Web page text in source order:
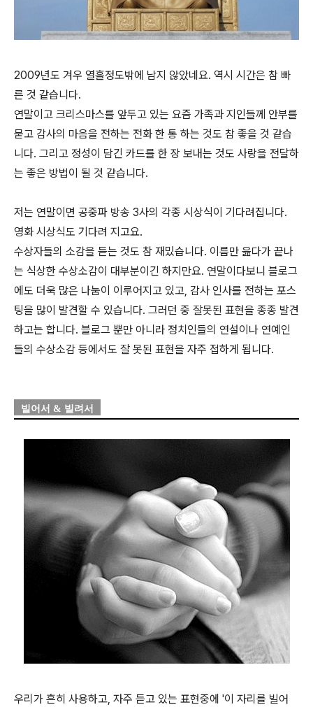
2009년도 겨우 열흘정도밖에 남지 않았네요. 역시 시간은 참 빠
른 것 같습니다.
연말이고 크리스마스를 앞두고 있는 요즘 가족과 지인들께 안부를
묻고 감사의 마음을 전하는 전화 한 통 하는 것도 참 좋을 것 같습
니다. 그리고 정성이 담긴 카드를 한 장 보내는 것도 사랑을 전달하
는 좋은 방법이 될 것 같습니다.
저는 연말이면 공중파 방송 3사의 각종 시상식이 기다려집니다.
영화 시상식도 기다려 지고요.
수상자들의 소감을 듣는 것도 참 재밌습니다. 이름만 읊다가 끝나
는 식상한 수상소감이 대부분이긴 하지만요. 연말이다보니 블로그
에도 더욱 많은 나눔이 이루어지고 있고, 감사 인사를 전하는 포스
팅을 많이 발견할 수 있습니다. 그러던 중 잘못된 표현을 종종 발견
하고는 합니다. 블로그 뿐만 아니라 정치인들의 연설이나 연예인
들의 수상소감 등에서도 잘 못된 표현을 자주 접하게 됩니다.
빌어서 & 빌려서
우리가 흔히 사용하고, 자주 듣고 있는 표현중에 '이 자리를 빌어